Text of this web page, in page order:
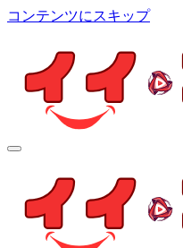
コンテンツにスキップ